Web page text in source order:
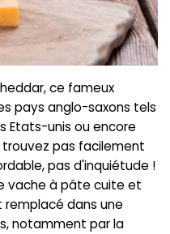
ce fameux
pays anglo-saxons tels
Etats-unis ou encore
trouvez pas facilement
pas d'inquiétude !
vache à pâte cuite et
dans une
notamment par la